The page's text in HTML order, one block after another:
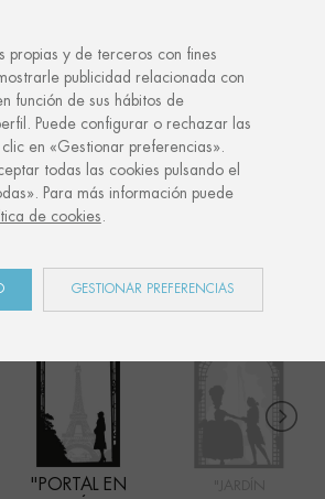
Portal en París
PARÍS
"PORTAL EN
propias y de terceros con fines
publicidad relacionada con
función de sus hábitos de
Puede configurar o rechazar las
en «Gestionar preferencias».
todas las cookies pulsando el
Para más información puede
de cookies.
GESTIONAR PREFERENCIAS